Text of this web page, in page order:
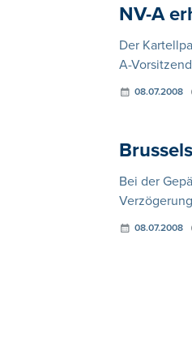
NV-A
Der
A-
08.07.2008
Bei der
08.07.2008